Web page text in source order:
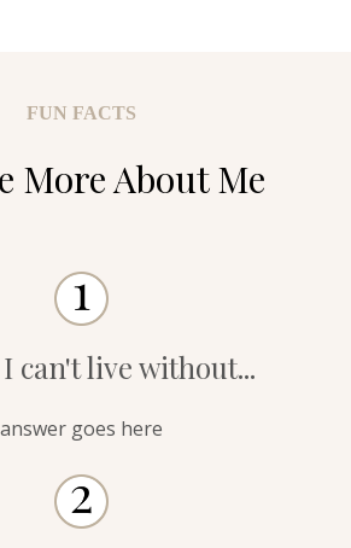
FUN FACTS
More About Me
can't live without...
answer goes here